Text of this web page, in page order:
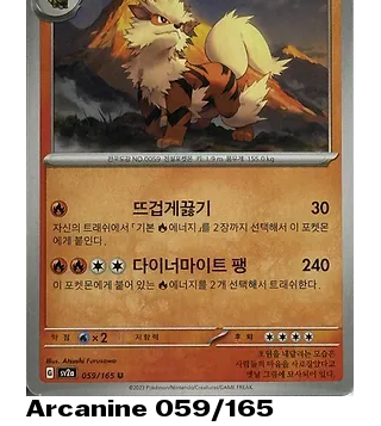
Arcanine 059/165